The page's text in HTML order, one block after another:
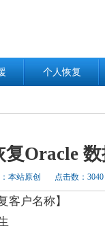
个人恢复
复Oracle
本站原创 点击数：3040
客户名称】